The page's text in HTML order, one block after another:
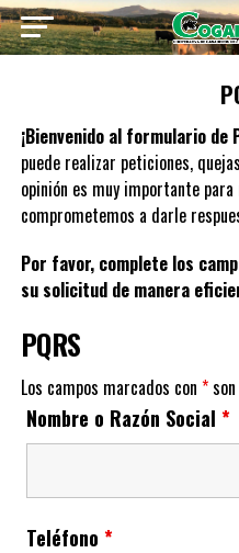
¡Bienvenido al formulario de
puede realizar peticiones,
opinión es muy importante
comprometemos a darle
Por favor, complete los
su solicitud de manera
PQRS
Los campos marcados con *son
Nombre o Razón Social *
Teléfono *